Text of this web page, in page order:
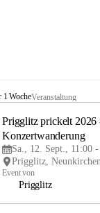
1 WocheVeranstaltung
Prigglitz prickelt 2026
Konzertwanderung
Sa., 12. Sept., 11:00
Event von
Prigglitz